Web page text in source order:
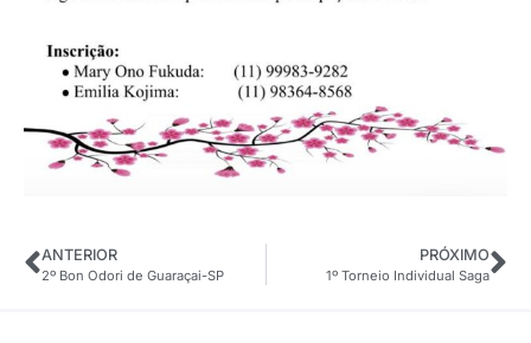
ANTERIOR
2º Bon Odori de Guaraçai-SP
PRÓXIMO
1º Torneio Individual Saga